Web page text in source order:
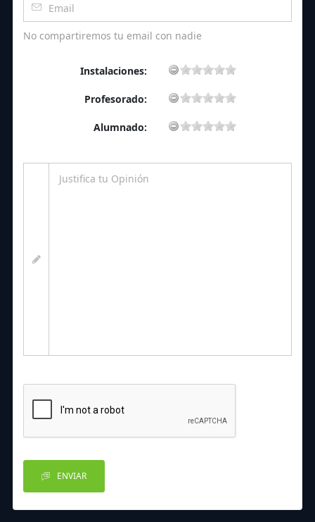
No compartiremos tu email con nadie
Instalaciones:
Profesorado:
Alumnado:
ENVIAR